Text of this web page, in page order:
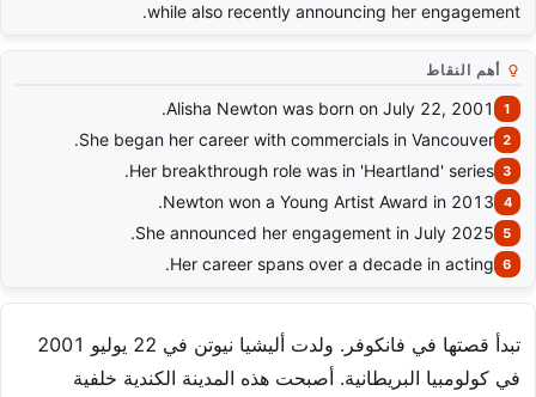
while also recently announcing her engagement.
أهم النقاط
Alisha Newton was born on July 22, 2001.
She began her career with commercials in Vancouver.
Her breakthrough role was in 'Heartland' series.
Newton won a Young Artist Award in 2013.
She announced her engagement in July 2025.
Her career spans over a decade in acting.
تبدأ قصتها في فانكوفر. ولدت أليشيا نيوتن في 22 يوليو 2001
في كولومبيا البريطانية. أصبحت هذه المدينة الكندية خلفية